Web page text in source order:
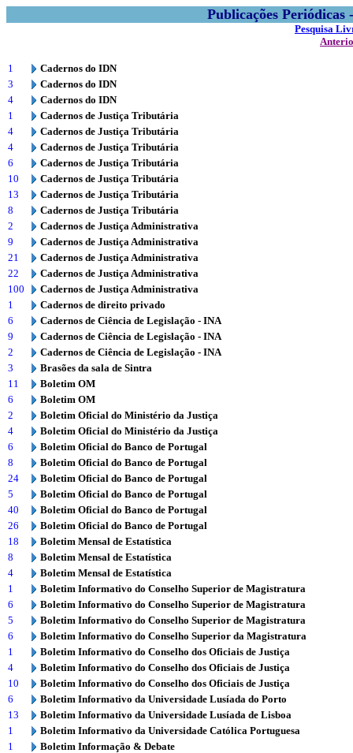
Publicações
Pesquisa
1
Cadernos do IDN
3
Cadernos do IDN
4
Cadernos do IDN
1
Cadernos de Justiça Tributária
4
Cadernos de Justiça Tributária
4
Cadernos de Justiça Tributária
6
Cadernos de Justiça Tributária
10
Cadernos de Justiça Tributária
13
Cadernos de Justiça Tributária
8
Cadernos de Justiça Tributária
2
Cadernos de Justiça Administrativa
9
Cadernos de Justiça Administrativa
21
Cadernos de Justiça Administrativa
22
Cadernos de Justiça Administrativa
100
Cadernos de Justiça Administrativa
1
Cadernos de direito privado
6
Cadernos de Ciência de Legislação - INA
9
Cadernos de Ciência de Legislação - INA
2
Cadernos de Ciência de Legislação - INA
3
Brasões da sala de Sintra
11
Boletim OM
6
Boletim OM
2
Boletim Oficial do Ministério da Justiça
4
Boletim Oficial do Ministério da Justiça
6
Boletim Oficial do Banco de Portugal
8
Boletim Oficial do Banco de Portugal
24
Boletim Oficial do Banco de Portugal
5
Boletim Oficial do Banco de Portugal
40
Boletim Oficial do Banco de Portugal
26
Boletim Oficial do Banco de Portugal
18
Boletim Mensal de Estatística
8
Boletim Mensal de Estatística
4
Boletim Mensal de Estatística
1
Boletim Informativo do Conselho Superior de Magistratura
6
Boletim Informativo do Conselho Superior de Magistratura
5
Boletim Informativo do Conselho Superior de Magistratura
6
Boletim Informativo do Conselho Superior da Magistratura
1
Boletim Informativo do Conselho dos Oficiais de Justiça
4
Boletim Informativo do Conselho dos Oficiais de Justiça
10
Boletim Informativo do Conselho dos Oficiais de Justiça
6
Boletim Informativo da Universidade Lusíada do Porto
13
Boletim Informativo da Universidade Lusíada de Lisboa
1
Boletim Informativo da Universidade Católica Portuguesa
1
Boletim Informação & Debate